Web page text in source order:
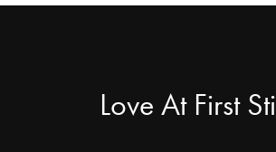
Love At First